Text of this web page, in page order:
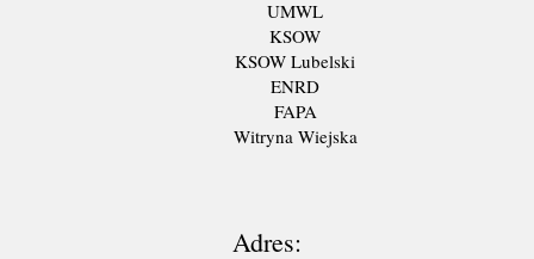
UMWL
KSOW
KSOW Lubelski
ENRD
FAPA
Witryna Wiejska
Adres: